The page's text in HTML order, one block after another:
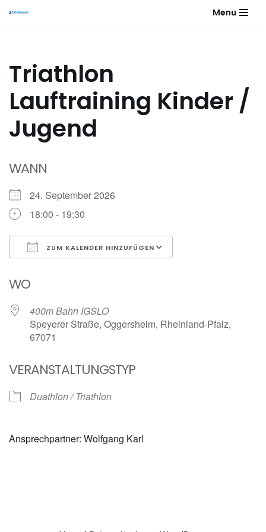
Menu
Triathlon
Lauftraining Kinder /
Jugend
WANN
24. September 2026
18:00 - 19:30
ZUM KALENDER HINZUFÜGEN
WO
400m Bahn IGSLO
Speyerer Straße, Oggersheim, Rheinland-Pfalz,
67071
VERANSTALTUNGSTYP
Duathlon / Triathlon
Ansprechpartner: Wolfgang Karl